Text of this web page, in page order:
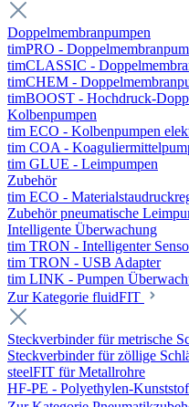
Doppelmembranpumpen
timPRO -
timCLASSIC -
timCHEM -
timBOOST - Hochdruck-
Kolbenpumpen
tim ECO - Kolbenpumpen
tim COA -
tim GLUE - Leimpumpen
Zubehör
tim ECO -
Zubehör pneumatische
Intelligente Überwachung
tim TRON - Intelligenter
tim TRON - USB Adapter
tim LINK - Pumpen
Zur Kategorie fluidFIT
Steckverbinder für metrische
Steckverbinder für zöllige
steelFIT für Metallrohre
HF-PE - Polyethylen-